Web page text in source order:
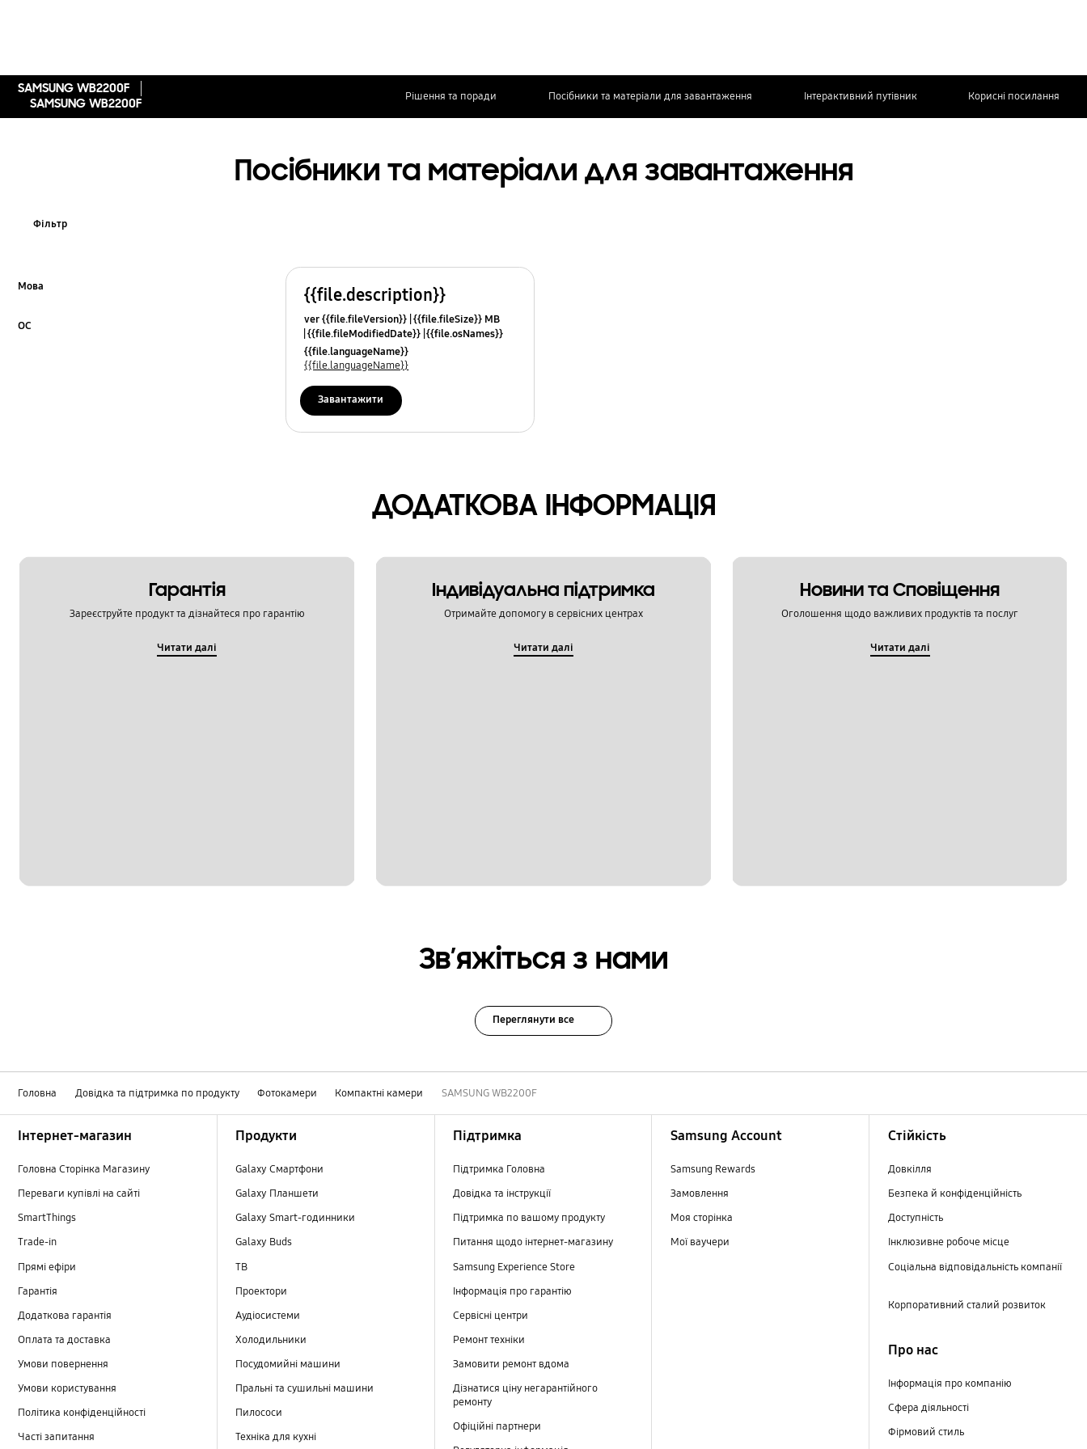
SAMSUNG WB2200F
SAMSUNG WB2200F
Рішення та поради Посібники та матеріали для завантаження Інтерактивний путівник Корисні посилання
Посібники та матеріали для завантаження
Фільтр
Мова
ОС
{{file.description}}
ver {{file.fileVersion}} {{file.fileSize}} MB
{{file.fileModifiedDate}} {{file.osNames}}
{{file.languageName}}
{{file.languageName}}
Завантажити
ДОДАТКОВА ІНФОРМАЦІЯ
Гарантія
Зареєструйте продукт та дізнайтеся про гарантію
Читати далі
Індивідуальна підтримка
Отримайте допомогу в сервісних центрах
Читати далі
Новини та Сповіщення
Оголошення щодо важливих продуктів та послуг
Читати далі
Зв’яжіться з нами
Переглянути все
Головна Довідка та підтримка по продукту Фотокамери Компактні камери SAMSUNG WB2200F
Інтернет-магазин
Головна Сторінка Магазину
Переваги купівлі на сайті
SmartThings
Trade-in
Прямі ефіри
Гарантія
Додаткова гарантія
Оплата та доставка
Умови повернення
Умови користування
Політика конфіденційності
Часті запитання
Продукти
Galaxy Смартфони
Galaxy Планшети
Galaxy Smart-годинники
Galaxy Buds
TB
Проектори
Аудіосистеми
Холодильники
Посудомийні машини
Пральні та сушильні машини
Пилососи
Техніка для кухні
Підтримка
Підтримка Головна
Довідка та інструкції
Підтримка по вашому продукту
Питання щодо інтернет-магазину
Samsung Experience Store
Інформація про гарантію
Сервісні центри
Ремонт техніки
Замовити ремонт вдома
Дізнатися ціну негарантійного
ремонту
Офіційні партнери
Samsung Account
Samsung Rewards
Замовлення
Моя сторінка
Мої ваучери
Стійкість
Довкілля
Безпека й конфіденційність
Доступність
Інклюзивне робоче місце
Соціальна відповідальність компанії
Корпоративний сталий розвиток
Про нас
Інформація про компанію
Сфера діяльності
Фірмовий стиль